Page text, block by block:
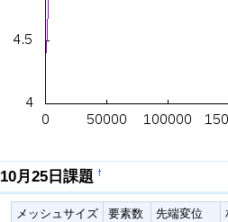
10月25日課題 †
メッシュサイズ 要素数 先端変位